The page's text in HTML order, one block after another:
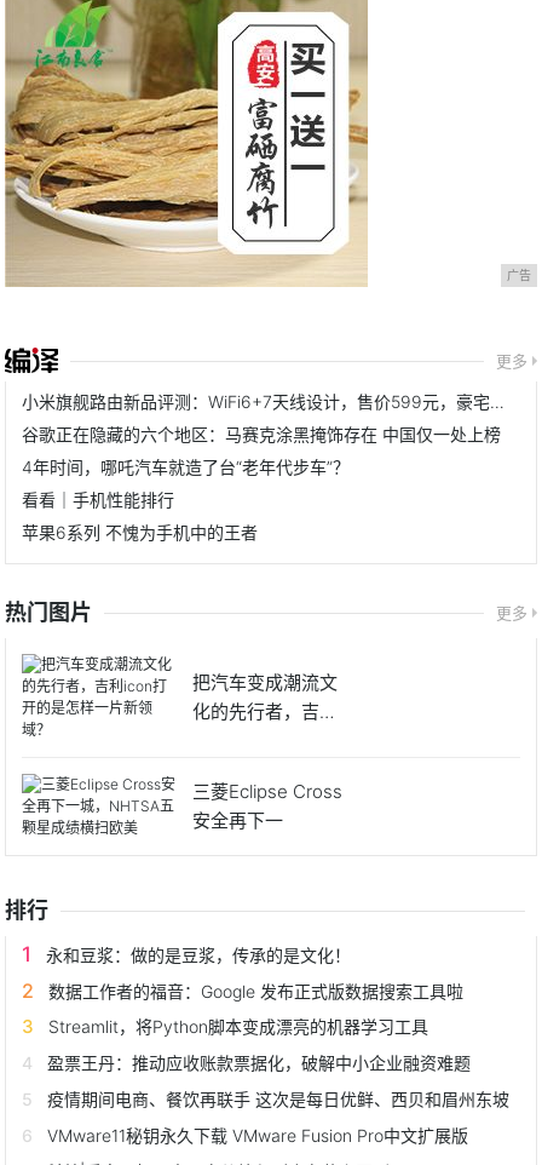
广告
更多
小米旗舰路由新品评测：WiFi6+7天线设计，售价599元，豪宅无惧
谷歌正在隐藏的六个地区：马赛克涂黑掩饰存在 中国仅一处上榜
4年时间，哪吒汽车就造了台“老年代步车”？
看看｜手机性能排行
苹果6系列 不愧为手机中的王者
热门图片 更多
把汽车变成潮流文
化的先行者，吉利ic
三菱Eclipse Cross
安全再下一
排行
永和豆浆：做的是豆浆，传承的是文化！
数据工作者的福音：Google 发布正式版数据搜索工具啦
Streamlit，将Python脚本变成漂亮的机器学习工具
盈票王丹：推动应收账款票据化，破解中小企业融资难题
疫情期间电商、餐饮再联手 这次是每日优鲜、西贝和眉州东坡
VMware11秘钥永久下载 VMware Fusion Pro中文扩展版